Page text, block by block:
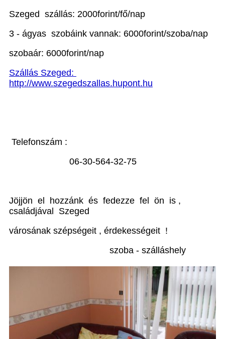
Szeged szállás: 2000forint/fő/nap
3 - ágyas szobáink vannak: 6000forint/szoba/nap
szobaár: 6000forint/nap
Szállás Szeged:
http://www.szegedszallas.hupont.hu
Telefonszám :
06-30-564-32-75
Jöjjön el hozzánk és fedezze fel ön is ,
családjával Szeged
városának szépségeit , érdekességeit !
szoba - szálláshely